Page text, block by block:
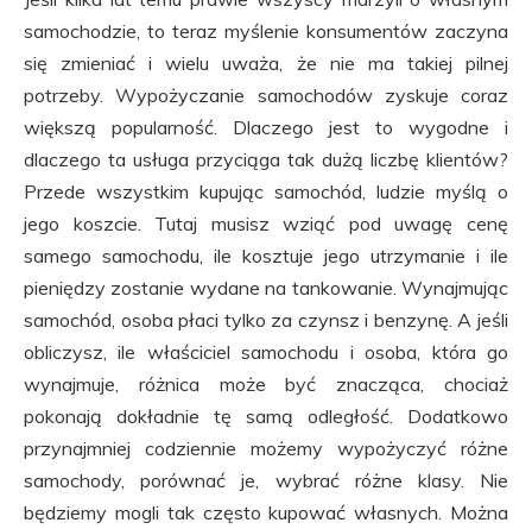
samochodzie, to teraz myślenie konsumentów zaczyna
się zmieniać i wielu uważa, że nie ma takiej pilnej
potrzeby.Wypożyczanie samochodówzyskuje coraz
większą popularność. Dlaczego jest to wygodne i
dlaczego ta usługa przyciąga tak dużą liczbę klientów?
Przede wszystkim kupując samochód, ludzie myślą o
jego koszcie. Tutaj musisz wziąć pod uwagę cenę
samego samochodu, ile kosztuje jego utrzymanie i ile
pieniędzy zostanie wydane na tankowanie. Wynajmując
samochód, osoba płaci tylko za czynsz i benzynę. A jeśli
obliczysz, ile właściciel samochodu i osoba, która go
wynajmuje, różnica może być znacząca, chociaż
pokonają dokładnie tę samą odległość. Dodatkowo
przynajmniej codziennie możemy wypożyczyć różne
samochody, porównać je, wybrać różne klasy. Nie
będziemy mogli tak często kupować własnych. Można